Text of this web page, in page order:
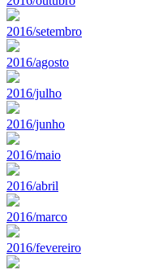
2016/setembro
2016/agosto
2016/julho
2016/junho
2016/maio
2016/abril
2016/marco
2016/fevereiro